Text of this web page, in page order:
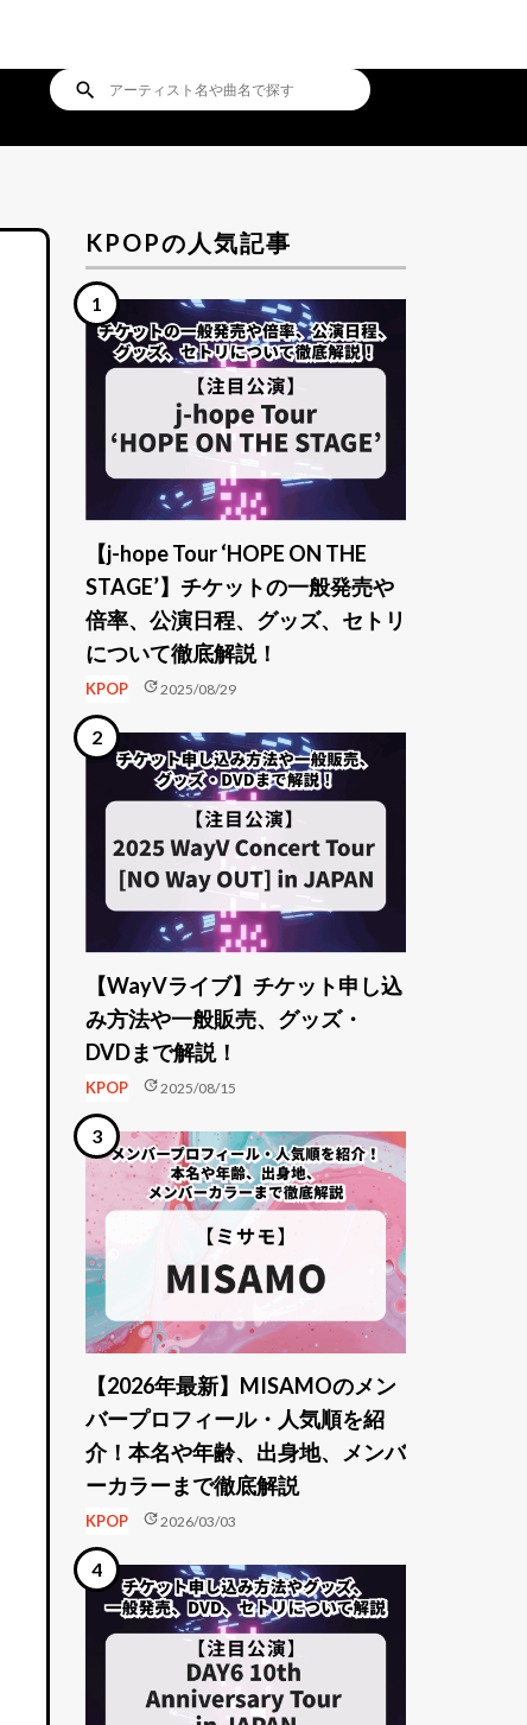
search
KPOPの人気記事
【j-hope Tour ‘HOPE ON THE
STAGE’】チケットの一般発売や
倍率、公演日程、グッズ、セトリ
について徹底解説！
KPOP update2025/08/29
【WayVライブ】チケット申し込
み方法や一般販売、グッズ・
DVDまで解説！
KPOP update2025/08/15
【2026年最新】MISAMOのメン
バープロフィール・人気順を紹
介！本名や年齢、出身地、メンバ
ーカラーまで徹底解説
KPOP update2026/03/03